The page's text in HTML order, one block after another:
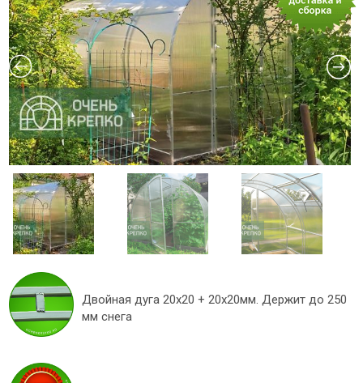
Двойная дуга 20х20 + 20х20мм. Держит до 250
мм снега